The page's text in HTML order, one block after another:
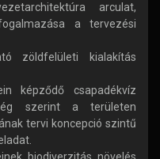
arculat,
a tervezési
zöldfelületi kialakítás
képződő csapadékvíz
szerint a területen
tervi koncepció szintű